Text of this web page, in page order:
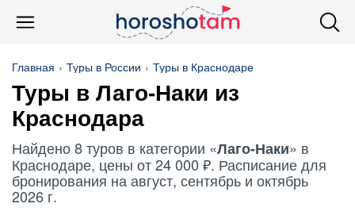
Главная Туры в России Туры в Краснодаре
Туры в Лаго-Наки из
Краснодара
Найдено 8 туров в категории «Лаго-Наки» в
Краснодаре, цены от 24 000 ₽. Расписание для
бронирования на август, сентябрь и октябрь
2026 г.